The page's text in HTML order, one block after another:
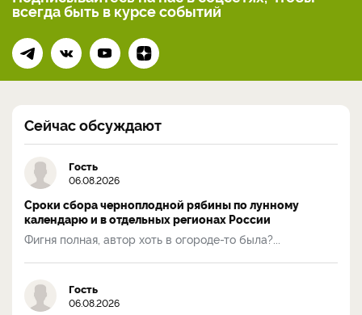
всегдабыть в курсе событий
Сейчас обсуждают
Гость
06.08.2026
Сроки сбора черноплодной рябины по лунному
календарю и в отдельных регионах России
Фигня полная, автор хоть в огороде-то была?...
Гость
06.08.2026